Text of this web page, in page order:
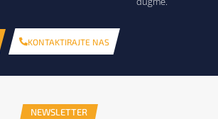
KONTAKTIRAJTE NAS
NEWSLETTER